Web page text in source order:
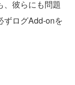
、彼らにも問題
ずログAdd-onを